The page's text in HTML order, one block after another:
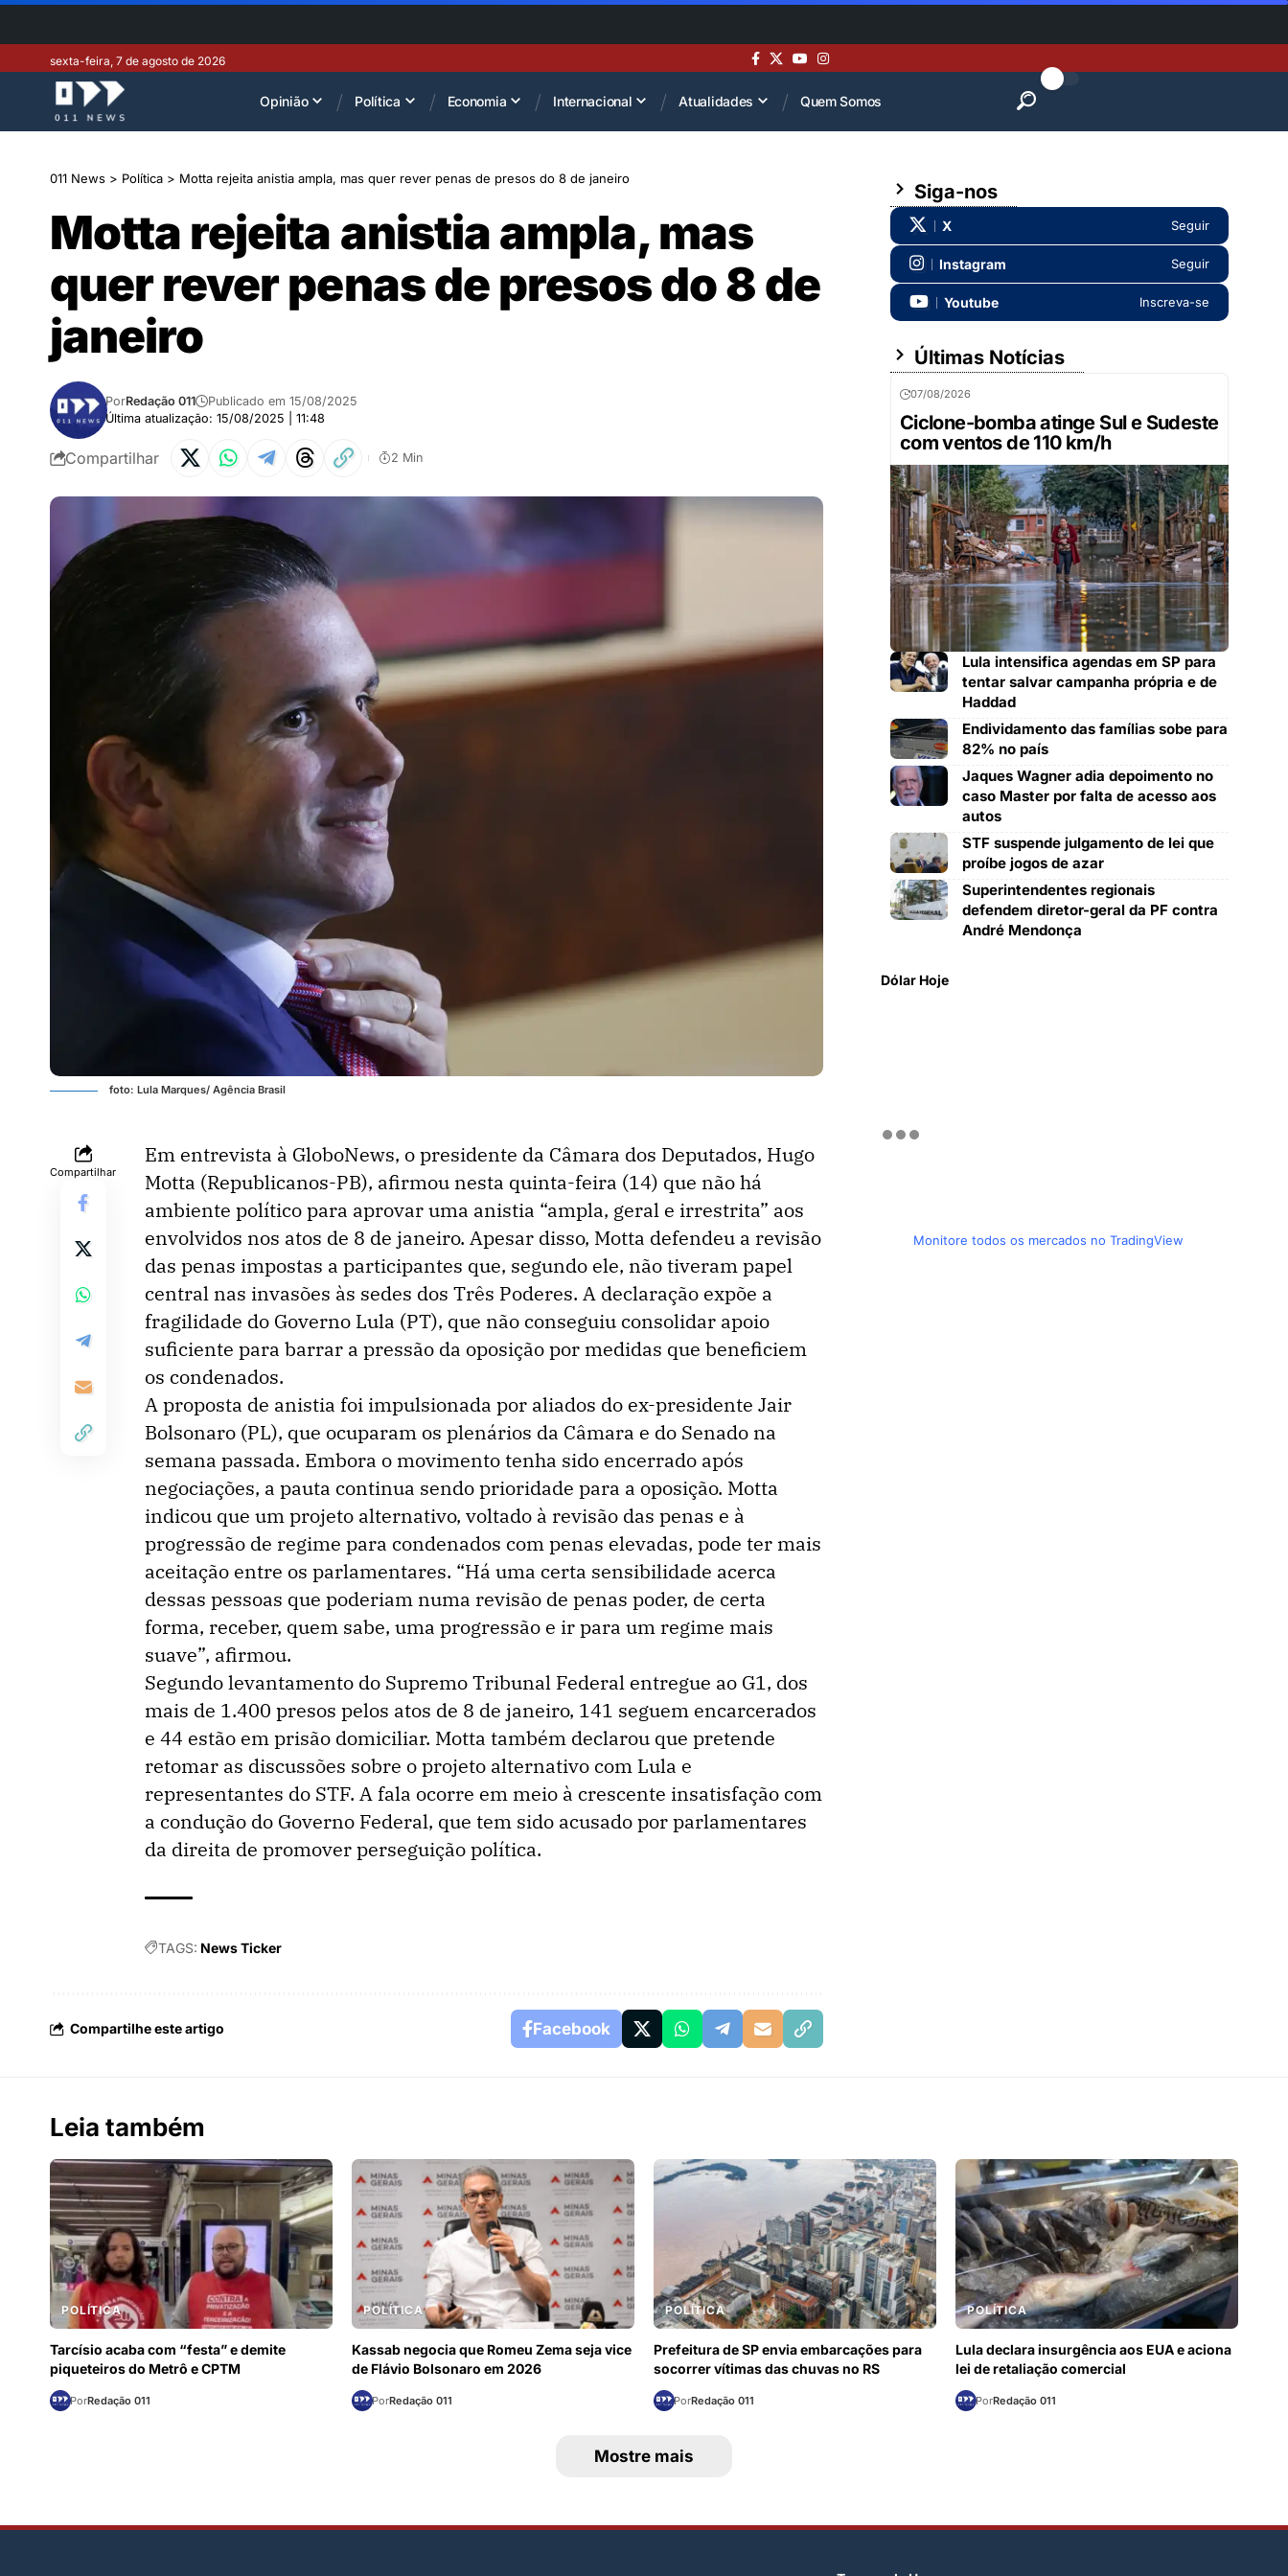
sexta-feira, 7 de agosto de 2026
Opinião Política Economia Internacional Atualidades Quem Somos
011 News > Política > Motta rejeita anistia ampla, mas quer rever penas de presos do 8 de janeiro
Motta rejeita anistia ampla, mas
quer rever penas de presos do 8 de
janeiro
Última atualização: 15/08/2025 | 11:48
PorRedação 011 Publicado em 15/08/2025
Compartilhar 2 Min
foto: Lula Marques/ Agência Brasil
Compartilhar
Em entrevista à GloboNews, o presidente da Câmara dos Deputados, Hugo
Motta (Republicanos-PB), afirmou nesta quinta-feira (14) que não há
ambiente político para aprovar uma anistia “ampla, geral e irrestrita” aos
envolvidos nos atos de 8 de janeiro. Apesar disso, Motta defendeu a revisão
das penas impostas a participantes que, segundo ele, não tiveram papel
central nas invasões às sedes dos Três Poderes. A declaração expõe a
fragilidade do Governo Lula (PT), que não conseguiu consolidar apoio
suficiente para barrar a pressão da oposição por medidas que beneficiem
os condenados.
A proposta de anistia foi impulsionada por aliados do ex-presidente Jair
Bolsonaro (PL), que ocuparam os plenários da Câmara e do Senado na
semana passada. Embora o movimento tenha sido encerrado após
negociações, a pauta continua sendo prioridade para a oposição. Motta
indicou que um projeto alternativo, voltado à revisão das penas e à
progressão de regime para condenados com penas elevadas, pode ter mais
aceitação entre os parlamentares. “Há uma certa sensibilidade acerca
dessas pessoas que poderiam numa revisão de penas poder, de certa
forma, receber, quem sabe, uma progressão e ir para um regime mais
suave”, afirmou.
Segundo levantamento do Supremo Tribunal Federal entregue ao G1, dos
mais de 1.400 presos pelos atos de 8 de janeiro, 141 seguem encarcerados
e 44 estão em prisão domiciliar. Motta também declarou que pretende
retomar as discussões sobre o projeto alternativo com Lula e
representantes do STF. A fala ocorre em meio à crescente insatisfação com
a condução do Governo Federal, que tem sido acusado por parlamentares
da direita de promover perseguição política.
TAGS: News Ticker
Compartilhe este artigo Facebook
Siga-nos
X Seguir
Instagram Seguir
Youtube Inscreva-se
Últimas Notícias
07/08/2026
Ciclone-bomba atinge Sul e Sudeste
com ventos de 110 km/h
Lula intensifica agendas em SP para
tentar salvar campanha própria e de
Haddad
Endividamento das famílias sobe para
82% no país
Jaques Wagner adia depoimento no
caso Master por falta de acesso aos
autos
STF suspende julgamento de lei que
proíbe jogos de azar
Superintendentes regionais
defendem diretor-geral da PF contra
André Mendonça
Dólar Hoje
Monitore todos os mercados no TradingView
Leia também
POLÍTICA
Tarcísio acaba com “festa” e demite
piqueteiros do Metrô e CPTM
PorRedação 011
POLÍTICA
Kassab negocia que Romeu Zema seja vice
de Flávio Bolsonaro em 2026
PorRedação 011
POLÍTICA
Prefeitura de SP envia embarcações para
socorrer vítimas das chuvas no RS
PorRedação 011
POLÍTICA
Lula declara insurgência aos EUA e aciona
lei de retaliação comercial
PorRedação 011
Mostre mais